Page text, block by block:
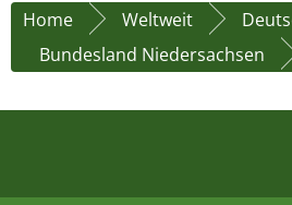
Home Weltweit
Bundesland Niedersachsen